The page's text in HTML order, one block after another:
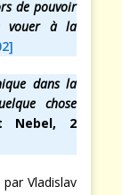
de pouvoir
vouer à la
dans la
chose
Nebel, 2
Vladislav